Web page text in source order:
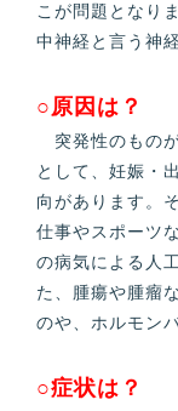
こが問題となり
中神経と言う神
○原因は？
突発性のもの
として、妊娠・
向があります。
仕事やスポーツ
の病気による人
た、腫瘍や腫瘤
のや、ホルモン
○症状は？